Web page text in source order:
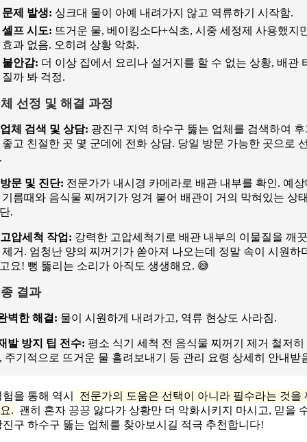
문제 발생: 싱크대 물이 아예 내려가지 않고 역류하기 시작함.
셀프 시도: 뜨거운 물, 베이킹소다+식초, 시중 세정제 사용했지
효과 없음. 오히려 상황 악화.
불안감: 더 이상 집에서 요리나 설거지를 할 수 없는 상황, 배관
질까 봐 걱정.
선정 및 해결 과정
업체 검색 및 상담: 광진구 지역 하수구 뚫는 업체를 검색하여 후
좋고 친절한 곳 몇 군데에 전화 상담. 당일 방문 가능한 곳으로
방문 및 진단: 전문가가 내시경 카메라로 배관 내부를 확인. 예상
기름때와 음식물 찌꺼기가 엉겨 붙어 배관이 거의 막혀있는 상
.
고압세척 작업: 강력한 고압세척기로 배관 내부의 이물질을 깨
제거. 엄청난 양의 찌꺼기가 쏟아져 나오는데 정말 속이 시원하
요! 뻥 뚫리는 소리가 아직도 생생해요. 😅
결과
벽한 해결: 물이 시원하게 내려가고, 역류 현상도 사라짐.
발 방지 팁 전수: 평소 식기 세척 전 음식물 찌꺼기 제거 철저히
주기적으로 뜨거운 물 흘려보내기 등 관리 요령 상세히 안내받
을 통해 역시
전문가의 도움은 선택이 아니라 필수라는 것을
. 괜히 혼자 끙끙 앓다가 상황만 더 악화시키지 마시고, 믿을
진구 하수구 뚫는 업체를 찾아보시길 적극 추천합니다!